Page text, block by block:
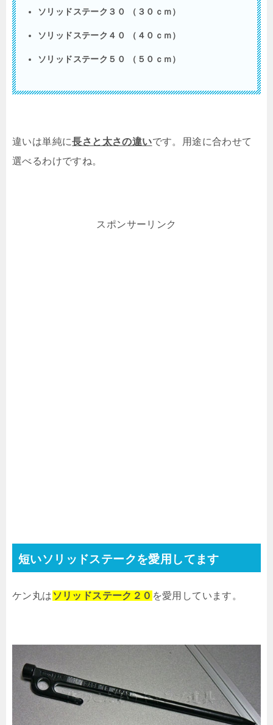
ソリッドステーク３０ （３０ｃｍ）
ソリッドステーク４０ （４０ｃｍ）
ソリッドステーク５０ （５０ｃｍ）
違いは単純に長さと太さの違いです。用途に合わせて
選べるわけですね。
スポンサーリンク
短いソリッドステークを愛用してます
ケン丸は ソリッドステーク２０ を愛用しています。